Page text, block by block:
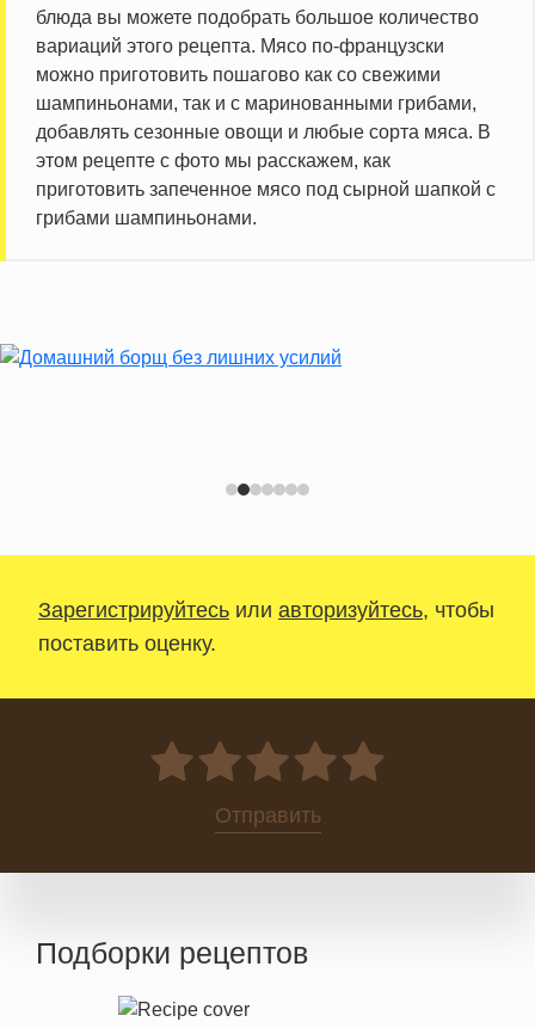
блюда вы можете подобрать большое количество
вариаций этого рецепта. Мясо по-французски
можно приготовить пошагово как со свежими
шампиньонами, так и с маринованными грибами,
добавлять сезонные овощи и любые сорта мяса. В
этом рецепте с фото мы расскажем, как
приготовить запеченное мясо под сырной шапкой с
грибами шампиньонами.
Зарегистрируйтесь или авторизуйтесь, чтобы
поставить оценку.
0
Отправить
Подборки рецептов